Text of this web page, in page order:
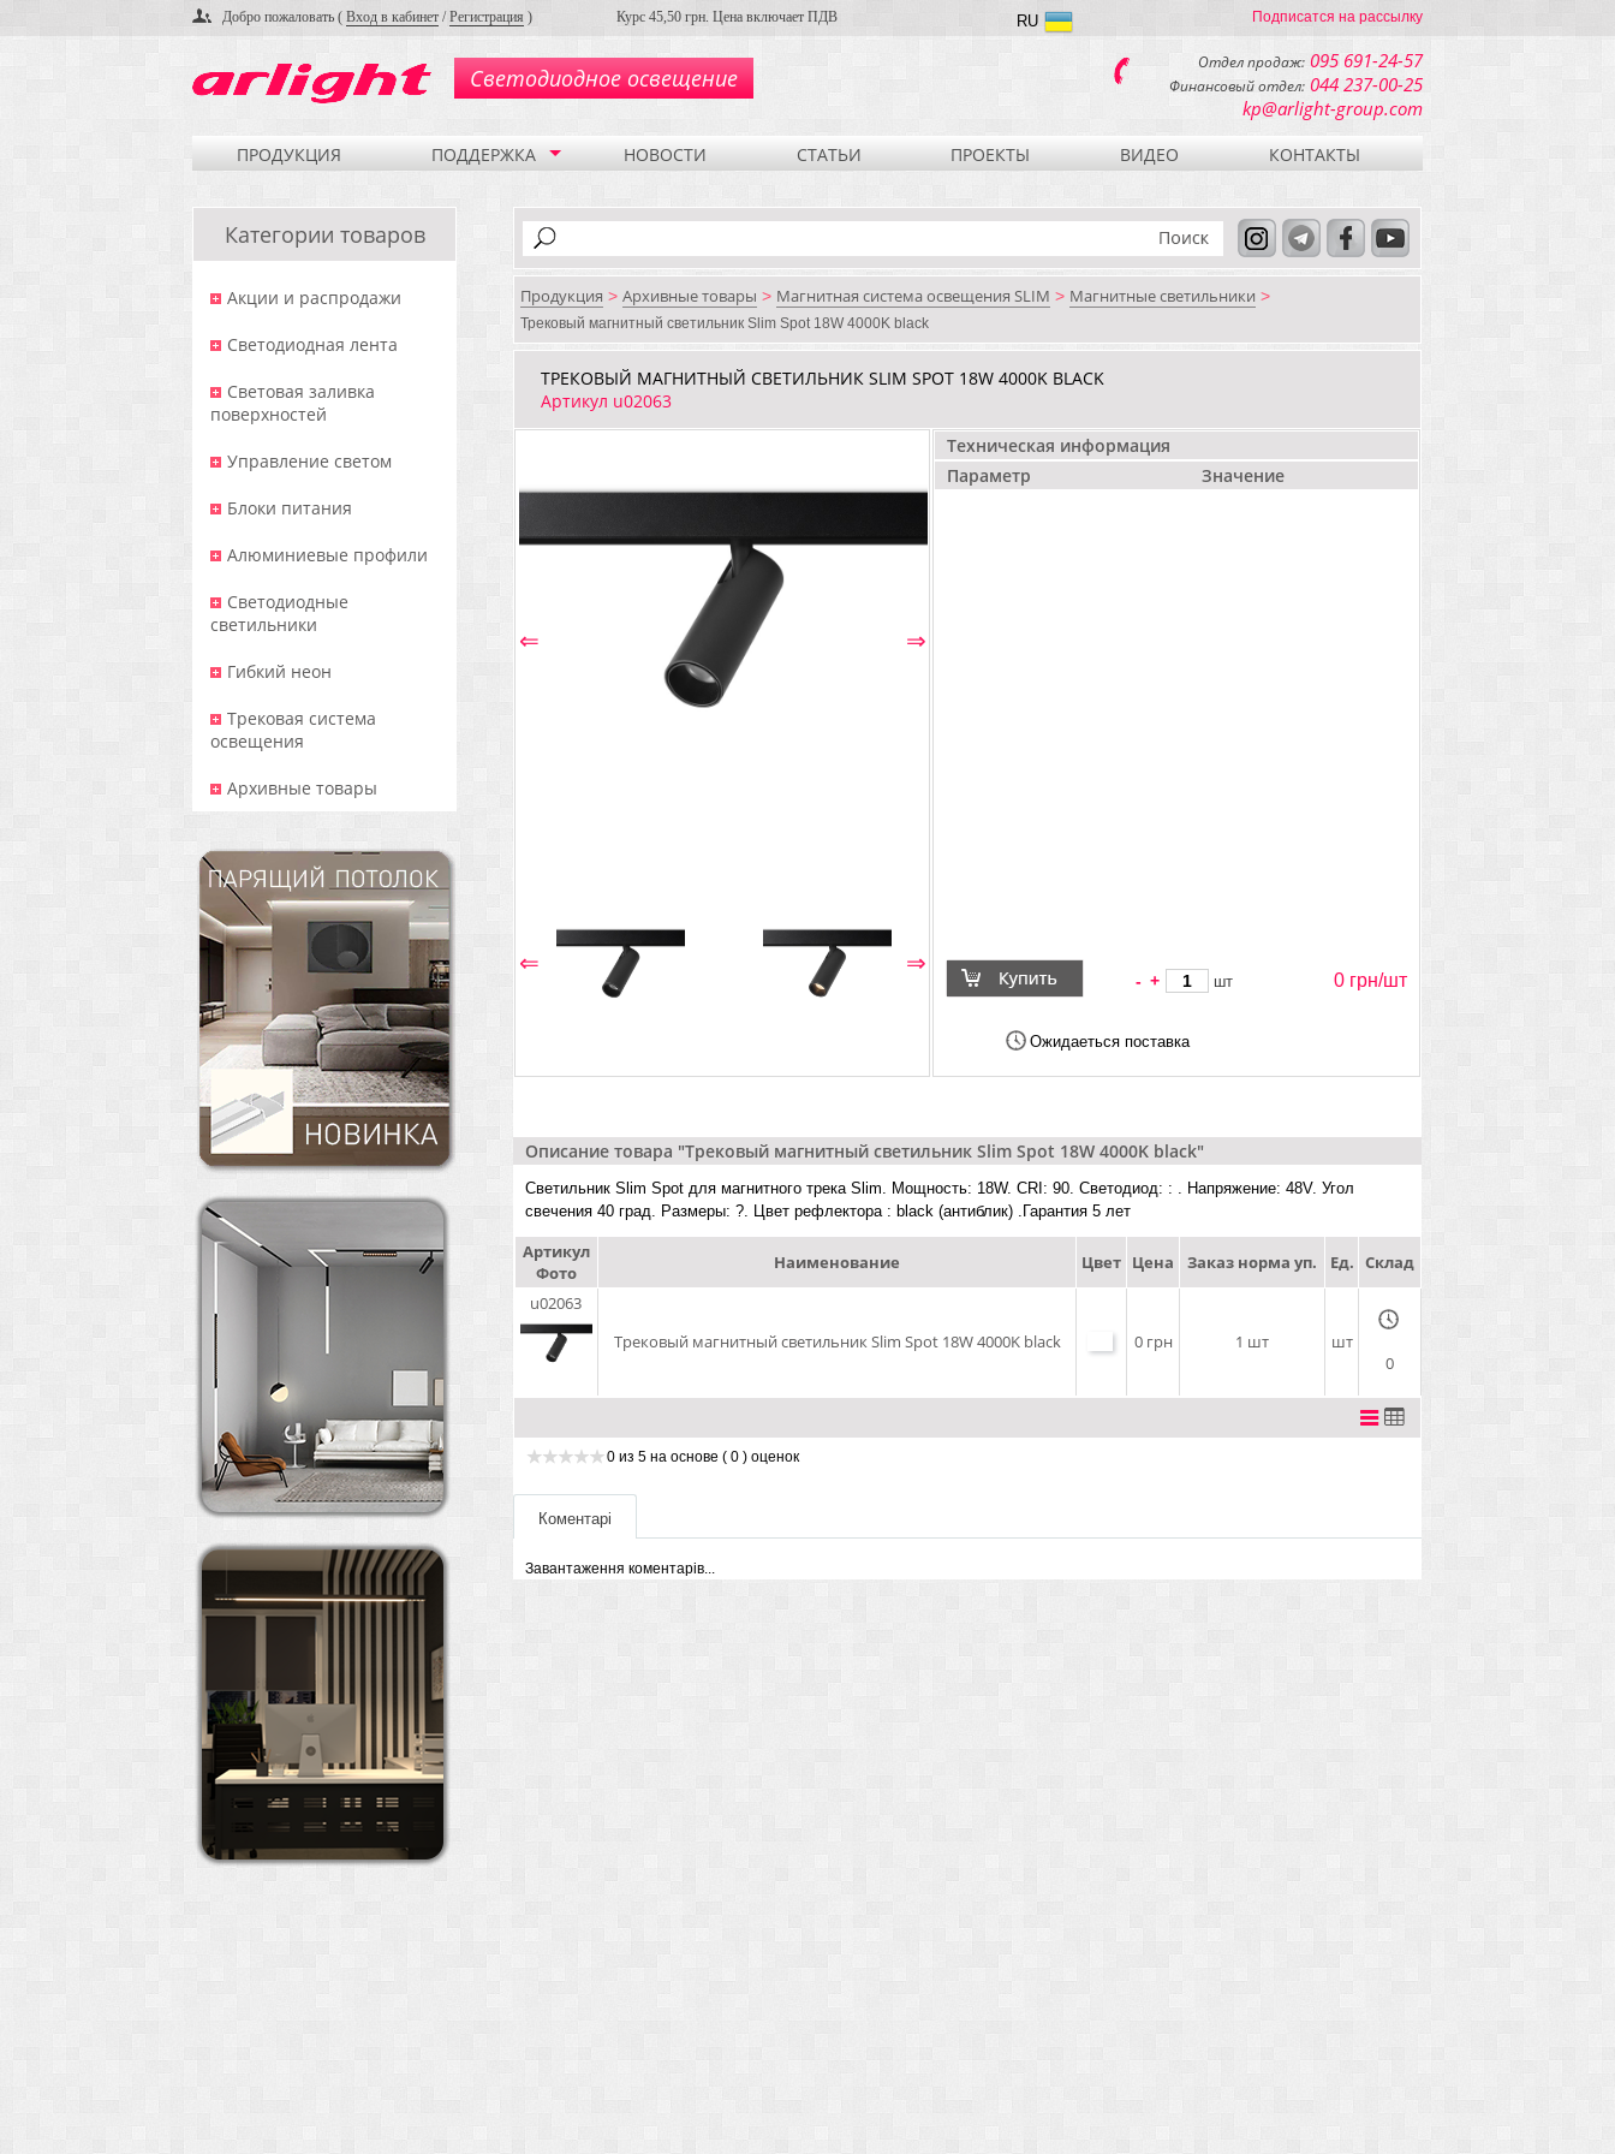
Добро пожаловать ( Вход в кабинет /Регистрация ) Курс 45,50 грн. Цена включает ПДВ Подписатся на рассылку
RU
Светодиодное освещение
Отдел продаж: 095 691-24-57
Финансовый отдел: 044 237-00-25
kp@arlight-group.com
ПРОДУКЦИЯ ПОДДЕРЖКА НОВОСТИ СТАТЬИ ПРОЕКТЫ ВИДЕО КОНТАКТЫ
Категории товаров
Акции и распродажи
Светодиодная лента
Световая заливка
поверхностей
Управление светом
Блоки питания
Алюминиевые профили
Светодиодные
светильники
Гибкий неон
Трековая система
освещения
Архивные товары
Продукция > Архивные товары > Магнитная система освещения SLIM > Магнитные светильники >
Трековый магнитный светильник Slim Spot 18W 4000K black
ТРЕКОВЫЙ МАГНИТНЫЙ СВЕТИЛЬНИК SLIM SPOT 18W 4000K BLACK
Артикул u02063
⇐ ⇒
⇐ ⇒
Техническая информация
Параметр
Значение
- + шт 0 грн/шт
Ожидаеться поставка
Описание товара "Трековый магнитный светильник Slim Spot 18W 4000K black"
Светильник Slim Spot для магнитного трека Slim. Мощность: 18W. CRI: 90. Светодиод: : . Напряжение: 48V. Угол
свечения 40 град. Размеры: ?. Цвет рефлектора : black (антиблик) .Гарантия 5 лет
Артикул
Фото
Наименование Цвет Цена Заказ норма уп. Ед. Склад
u02063
Трековый магнитный светильник Slim Spot 18W 4000K black
0 грн 1 шт
шт
0
0 из 5 на основе ( 0 ) оценок
Коментарі
Завантаження коментарів...